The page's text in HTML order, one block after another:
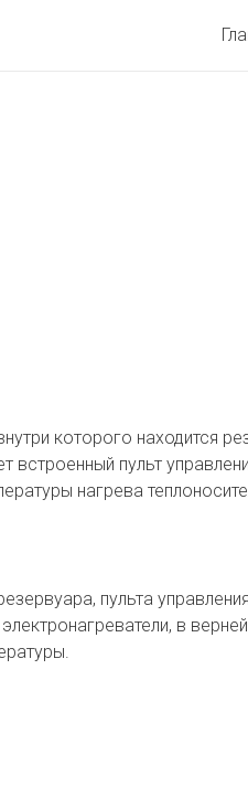
которого находится
встроенный пульт
нагрева
пульта
в